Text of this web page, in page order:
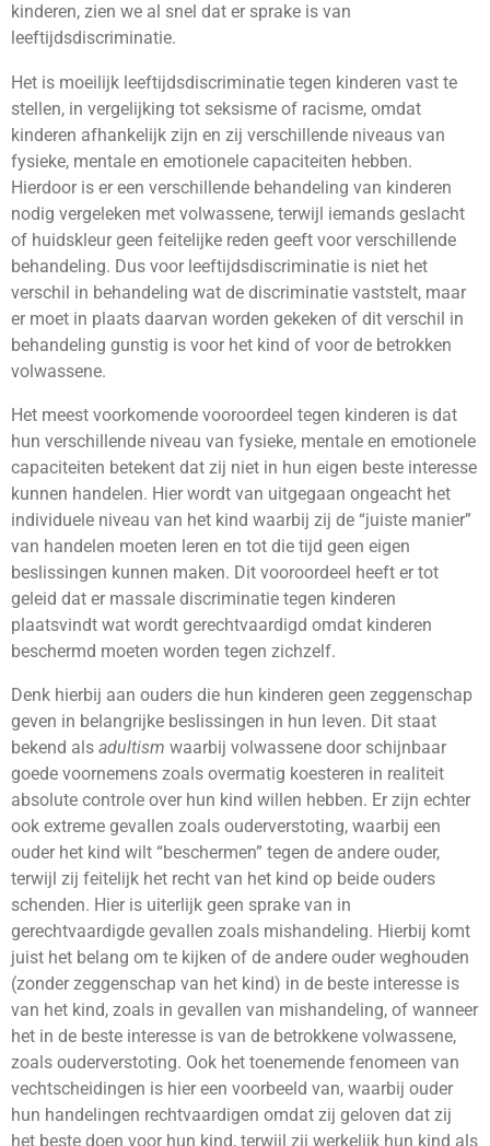
kinderen, zien we al snel dat er sprake is van
leeftijdsdiscriminatie.
Het is moeilijk leeftijdsdiscriminatie tegen kinderen vast te
stellen, in vergelijking tot seksisme of racisme, omdat
kinderen afhankelijk zijn en zij verschillende niveaus van
fysieke, mentale en emotionele capaciteiten hebben.
Hierdoor is er een verschillende behandeling van kinderen
nodig vergeleken met volwassene, terwijl iemands geslacht
of huidskleur geen feitelijke reden geeft voor verschillende
behandeling. Dus voor leeftijdsdiscriminatie is niet het
verschil in behandeling wat de discriminatie vaststelt, maar
er moet in plaats daarvan worden gekeken of dit verschil in
behandeling gunstig is voor het kind of voor de betrokken
volwassene.
Het meest voorkomende vooroordeel tegen kinderen is dat
hun verschillende niveau van fysieke, mentale en emotionele
capaciteiten betekent dat zij niet in hun eigen beste interesse
kunnen handelen. Hier wordt van uitgegaan ongeacht het
individuele niveau van het kind waarbij zij de “juiste manier”
van handelen moeten leren en tot die tijd geen eigen
beslissingen kunnen maken. Dit vooroordeel heeft er tot
geleid dat er massale discriminatie tegen kinderen
plaatsvindt wat wordt gerechtvaardigd omdat kinderen
beschermd moeten worden tegen zichzelf.
Denk hierbij aan ouders die hun kinderen geen zeggenschap
geven in belangrijke beslissingen in hun leven. Dit staat
bekend als adultism waarbij volwassene door schijnbaar
goede voornemens zoals overmatig koesteren in realiteit
absolute controle over hun kind willen hebben. Er zijn echter
ook extreme gevallen zoals ouderverstoting, waarbij een
ouder het kind wilt “beschermen” tegen de andere ouder,
terwijl zij feitelijk het recht van het kind op beide ouders
schenden. Hier is uiterlijk geen sprake van in
gerechtvaardigde gevallen zoals mishandeling. Hierbij komt
juist het belang om te kijken of de andere ouder weghouden
(zonder zeggenschap van het kind) in de beste interesse is
van het kind, zoals in gevallen van mishandeling, of wanneer
het in de beste interesse is van de betrokkene volwassene,
zoals ouderverstoting. Ook het toenemende fenomeen van
vechtscheidingen is hier een voorbeeld van, waarbij ouder
hun handelingen rechtvaardigen omdat zij geloven dat zij
het beste doen voor hun kind, terwijl zij werkelijk hun kind als